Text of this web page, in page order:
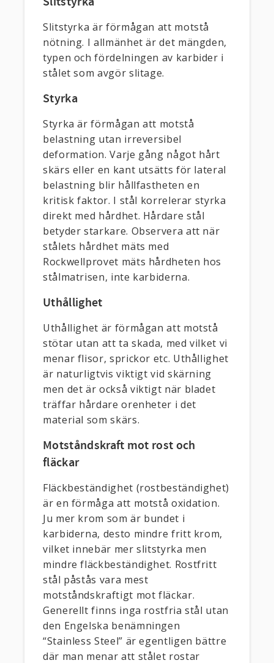
Slitstyrka är förmågan att motstå
nötning. I allmänhet är det mängden,
typen och fördelningen av karbider i
stålet som avgör slitage.
Styrka
Styrka är förmågan att motstå
belastning utan irreversibel
deformation. Varje gång något hårt
skärs eller en kant utsätts för lateral
belastning blir hållfastheten en
kritisk faktor. I stål korrelerar styrka
direkt med hårdhet. Hårdare stål
betyder starkare. Observera att när
stålets hårdhet mäts med
Rockwellprovet mäts hårdheten hos
stålmatrisen, inte karbiderna.
Uthållighet
Uthållighet är förmågan att motstå
stötar utan att ta skada, med vilket vi
menar flisor, sprickor etc. Uthållighet
är naturligtvis viktigt vid skärning
men det är också viktigt när bladet
träffar hårdare orenheter i det
material som skärs.
Motståndskraft mot rost och
fläckar
Fläckbeständighet (rostbeständighet)
är en förmåga att motstå oxidation.
Ju mer krom som är bundet i
karbiderna, desto mindre fritt krom,
vilket innebär mer slitstyrka men
mindre fläckbeständighet. Rostfritt
stål påstås vara mest
motståndskraftigt mot fläckar.
Generellt finns inga rostfria stål utan
den Engelska benämningen
“Stainless Steel” är egentligen bättre
där man menar att stålet rostar